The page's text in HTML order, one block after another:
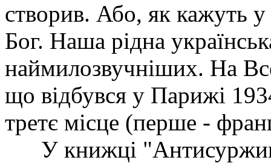
створив. Або, як кажуть
Бог. Наша рідна
наймилозвучніших. На
що відбувся у Парижі
третє місце (перше -
У книжці